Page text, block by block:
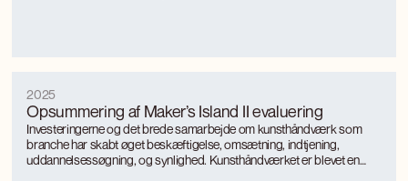
Opsummering af Maker’s Island II evaluering
2025
Investeringerne og det brede samarbejde om kunsthåndværk som
branche har skabt øget beskæftigelse, omsætning, indtjening,
uddannelsessøgning, og synlighed. Kunsthåndværket er blevet en